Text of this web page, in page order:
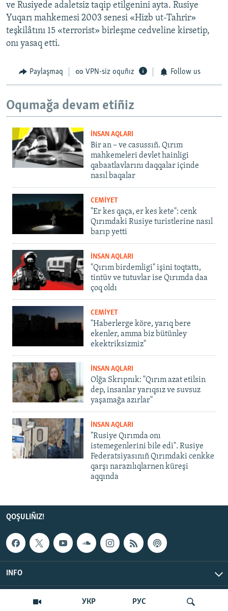
УКР РУС
ve Rusiyede adaletsiz taqip etilgenini ayta. Rusiye
Yuqarı mahkemesi 2003 senesi «Hizb ut-Tahrir»
teşkilâtını 15 «terrorist» birleşme cedveline kirsetip,
onı yasaq etti.
Paylaşmaq VPN-siz oquñız Follow us
Oqumağa devam etiñiz
İNSAN AQLARI
Bir an – ve casussıñ. Qırım
mahkemeleri devlet hainligi
qabaatlavlarını daqqalar içinde
nasıl baqalar
CEMİYET
"Er kes qaça, er kes kete": cenk
Qırımdaki Rusiye turistlerine nasıl
barıp yetti
İNSAN AQLARI
"Qırım birdemligi" işini toqtattı,
tintüv ve tutuvlar ise Qırımda daa
çoq oldı
CEMİYET
"Haberlerge köre, yarıq bere
ekenler, amma biz bütünley
ekektriksizmiz"
İNSAN AQLARI
Olğa Skrıpnık: "Qırım azat etilsin
dep, insanlar yarıqsız ve suvsuz
yaşamağa azırlar"
İNSAN AQLARI
"Rusiye Qırımda onı
istemegenlerini bile edi". Rusiye
Federatsiyasınıñ Qırımdaki cenkke
qarşı narazılıqlarnen küreşi
aqqında
QOŞULIÑIZ!
INFO
© Qırım.Aqiqat, 2026 | All Rights Reserved.